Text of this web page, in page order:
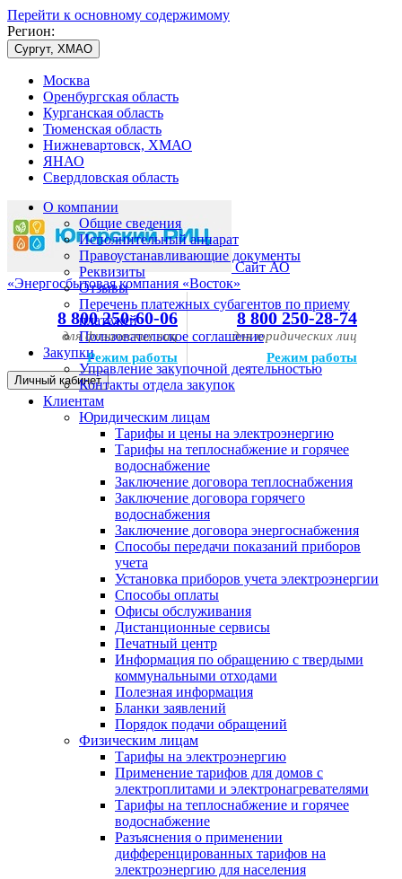
Перейти к основному содержимому
Регион:
Сургут, ХМАО
Москва
Оренбургская область
Курганская область
Тюменская область
Нижневартовск, ХМАО
ЯНАО
Свердловская область
Сайт АО
«Энергосбытовая компания «Восток»
8 800 250-60-06
для физических лиц
Режим работы
8 800 250-28-74
для юридических лиц
Режим работы
Личный кабинет
О компании
Общие сведения
Исполнительный аппарат
Правоустанавливающие документы
Реквизиты
Отзывы
Перечень платежных субагентов по приему
платежей
Пользовательское соглашение
Закупки
Управление закупочной деятельностью
Контакты отдела закупок
Клиентам
Юридическим лицам
Тарифы и цены на электроэнергию
Тарифы на теплоснабжение и горячее
водоснабжение
Заключение договора теплоснабжения
Заключение договора горячего
водоснабжения
Заключение договора энергоснабжения
Способы передачи показаний приборов
учета
Установка приборов учета электроэнергии
Способы оплаты
Офисы обслуживания
Дистанционные сервисы
Печатный центр
Информация по обращению с твердыми
коммунальными отходами
Полезная информация
Бланки заявлений
Порядок подачи обращений
Физическим лицам
Тарифы на электроэнергию
Применение тарифов для домов с
электроплитами и электронагревателями
Тарифы на теплоснабжение и горячее
водоснабжение
Разъяснения о применении
дифференцированных тарифов на
электроэнергию для населения